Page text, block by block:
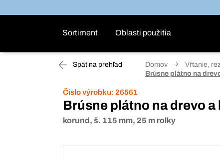
Sortiment Oblasti použitia
Späť na prehľad Domov Vŕtanie,
Brúsne plátno na
Číslo výrobku: 26561
Brúsne plátno na drevo a
korund, š. 115 mm, 25 m rolky